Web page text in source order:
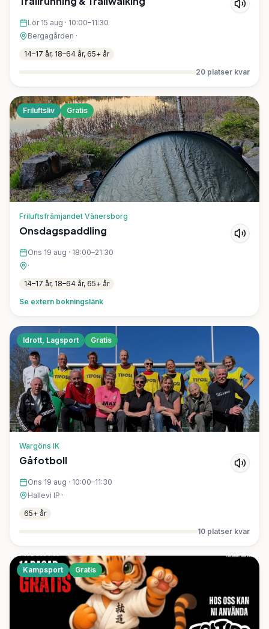
Lör 15 aug · 10:00–11:30
Bergagården ·
14–17 år, 18–64 år, 65+ år
20 platser kvar
Friluftsliv Gratis
Friluftsfrämjandet Vänersborg
Onsdagspaddling
Ons 19 aug · 18:00–21:30
·
14–17 år, 18–64 år, 65+ år
Se extern bokningslänk
Idrott, Lagsport Gratis
Wargöns IK
Gåfotboll
Ons 19 aug · 10:00–11:30
Hallevi IP ·
65+ år
10 platser kvar
Kampsport Gratis